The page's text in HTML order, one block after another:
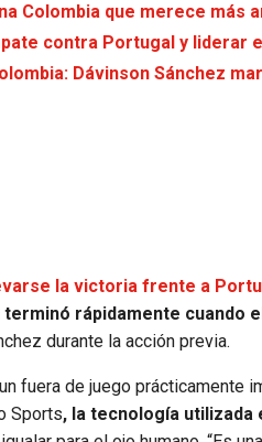
Colombia que merece más
contra Portugal y liderar
Dávinson Sánchez
la victoria frente a
rápidamente cuando
durante la acción previa.
fuera de juego prácticamente
Sports, la tecnología utilizada